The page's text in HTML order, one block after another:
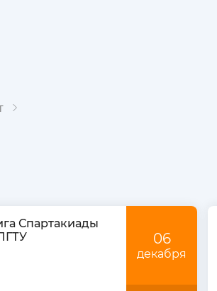
Спартакиады
06
декабря